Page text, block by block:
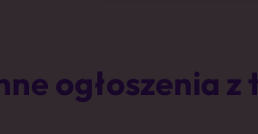
ogłoszenia z